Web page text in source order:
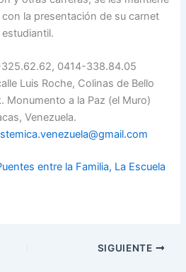
la presentación de su carnet
estudiantil.
0414-338.84.05
Luis Roche, Colinas de Bello
Monumento a la Paz (el Muro)
Venezuela.
entre la Familia, La Escuela
SIGUIENTE